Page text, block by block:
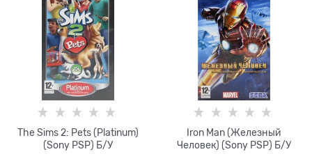
The Sims 2: Pets (Platinum)
(Sony PSP) Б/У
Iron Man (Железный
Человек) (Sony PSP) Б/У